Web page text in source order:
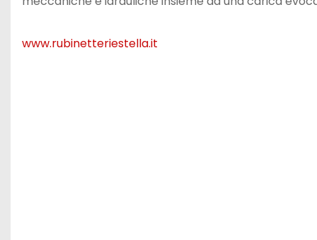
www.rubinetteriestella.it